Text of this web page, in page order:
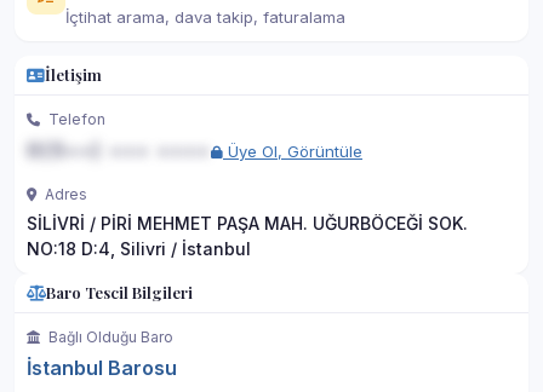
İçtihat arama, dava takip, faturalama
İletişim
Telefon
Üye Ol, Görüntüle
Adres
SİLİVRİ / PİRİ MEHMET PAŞA MAH. UĞURBÖCEĞİ SOK.
NO:18 D:4, Silivri / İstanbul
Baro Tescil Bilgileri
Bağlı Olduğu Baro
İstanbul Barosu